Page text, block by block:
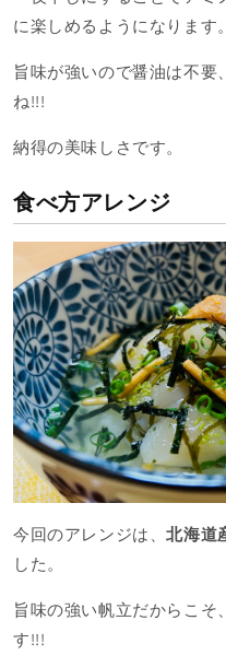
に楽しめるようになります。
旨味が強いので醤油は不
ね!!!
納得の美味しさです。
食べ方アレンジ
今回のアレンジは、北海道
した。
旨味の強い帆立だからこ
す!!!